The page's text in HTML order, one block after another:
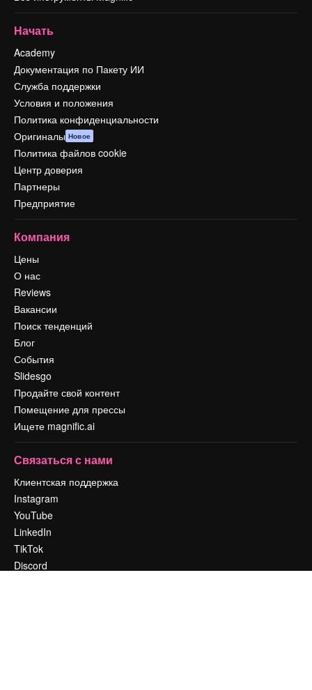
Начать
Academy
Документация по Пакету ИИ
Служба поддержки
Условия и положения
Политика конфиденциальности
Оригиналы Новое
Политика файлов cookie
Центр доверия
Партнеры
Предприятие
Компания
Цены
О нас
Reviews
Вакансии
Поиск тенденций
Блог
События
Slidesgo
Продайте свой контент
Помещение для прессы
Ищете magnific.ai
Связаться с нами
Клиентская поддержка
Instagram
YouTube
LinkedIn
TikTok
Discord